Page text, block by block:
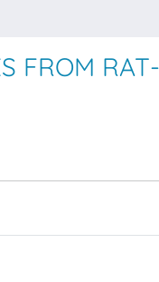
FROM RAT-